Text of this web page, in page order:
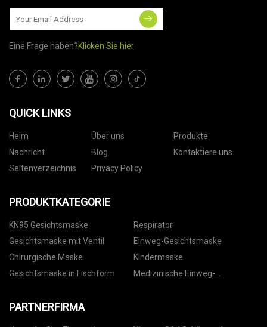
Eine Frage haben?Klicken Sie hier
QUICK LINKS
Heim Über uns
Produkte
Nachricht
Blog
Kontaktiere uns
Seitenverzeichnis
Privacy Policy
PRODUKTKATEGORIE
KN95 Gesichtsmaske
Respirator
Gesichtsmaske mit Ventil
Einweg-Gesichtsmaske
Chirurgische Maske
Kindermaske
Gesichtsmaske in Fischform
Medizinische Einweg-
PARTNERFIRMA